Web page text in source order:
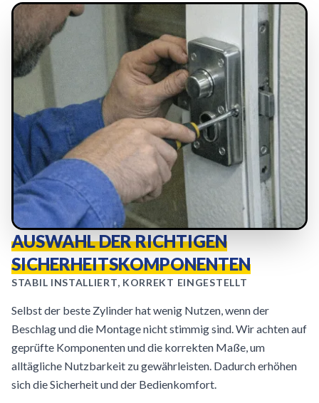
AUSWAHL DER RICHTIGEN
SICHERHEITSKOMPONENTEN
STABIL INSTALLIERT, KORREKT EINGESTELLT
Selbst der beste Zylinder hat wenig Nutzen, wenn der
Beschlag und die Montage nicht stimmig sind. Wir achten auf
geprüfte Komponenten und die korrekten Maße, um
alltägliche Nutzbarkeit zu gewährleisten. Dadurch erhöhen
sich die Sicherheit und der Bedienkomfort.